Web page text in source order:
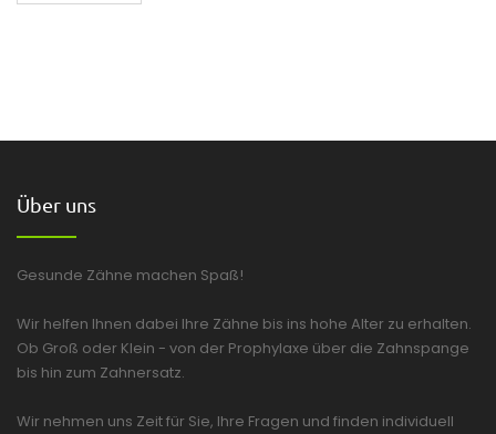
Über uns
Gesunde Zähne machen Spaß!
Wir helfen Ihnen dabei Ihre Zähne bis ins hohe Alter zu erhalten.
Ob Groß oder Klein - von der Prophylaxe über die Zahnspange
bis hin zum Zahnersatz.
Wir nehmen uns Zeit für Sie, Ihre Fragen und finden individuell